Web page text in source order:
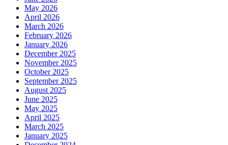
May 2026
April 2026
March 2026
February 2026
January 2026
December 2025
November 2025
October 2025
September 2025
August 2025
June 2025
May 2025
April 2025
March 2025
January 2025